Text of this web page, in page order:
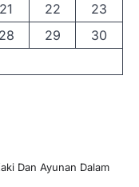
21 22
23
28 29
30
Dan Ayunan Dalam